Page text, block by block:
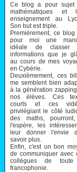
Ce blog a pour sujet
mathématiques et
enseignement au
Son but est triple.
Premièrement, ce blog
pour moi une
idéale de classer
informations que je
au cours de mes
en Cybérie.
Deuxièmement, ces
me semblent bien
à la génération
nos élèves. Ces
courts et ces
privilégiant le côté
des maths,
l'espère, les
leur donner l'envie
savoir plus.
Enfin, c'est un bon
de communiquer avec
collègues de
francophonie.